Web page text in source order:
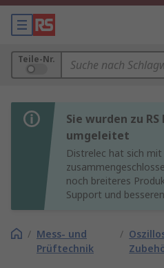
Teile-Nr.
Sie wurden zu
umgeleitet
Distrelec hat sich mit
noch breiteres
Support und
/ Mess- und
Prüftechnik
/